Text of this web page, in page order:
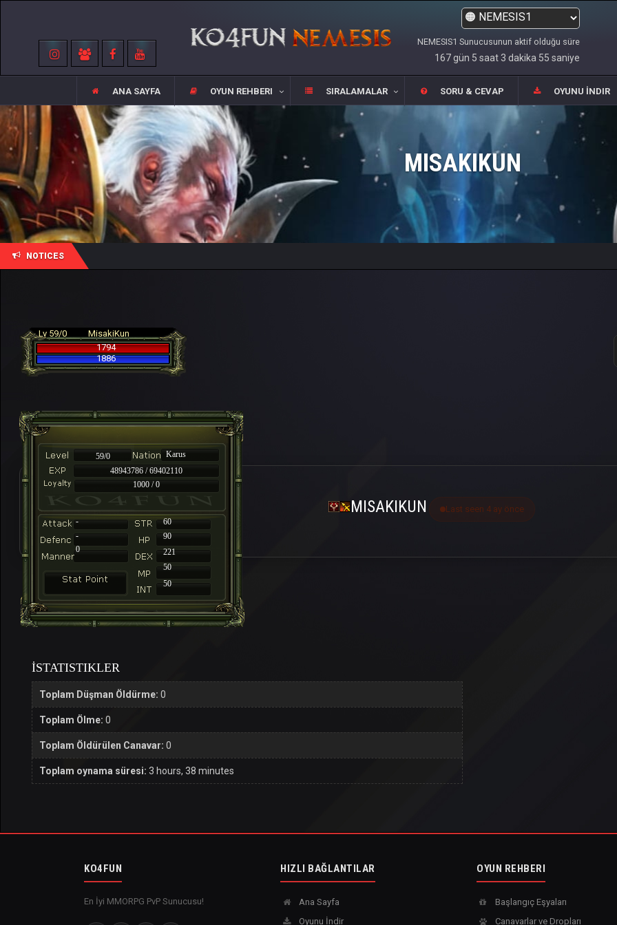
NEMESIS1 Sunucusunun aktif olduğu süre
167 gün 5 saat 3 dakika 55 saniye
ANA SAYFA OYUN REHBERI SIRALAMALAR SORU & CEVAP OYUNU İNDIR
MISAKIKUN
NOTICES
Lv 59/0
MisakiKun
1794
1886
59/0
Karus
48943786 / 69402110
1000 / 0
-
60
-
90
221
50
50
0
MISAKIKUN Last seen 4 ay önce
İSTATISTIKLER
Toplam Düşman Öldürme: 0
Toplam Ölme: 0
Toplam Öldürülen Canavar: 0
Toplam oynama süresi: 3 hours, 38 minutes
KO4FUN
En İyi MMORPG PvP Sunucusu!
HIZLI BAĞLANTILAR
Ana Sayfa
Oyunu İndir
OYUN REHBERI
Başlangıç Eşyaları
Canavarlar ve Dropları